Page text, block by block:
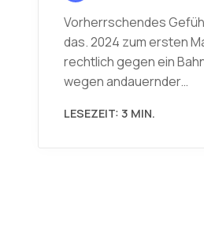
Vorherrschendes
das. 2024 zum ersten
rechtlich gegen ein
wegen andauernder…
LESEZEIT: 3 MIN.